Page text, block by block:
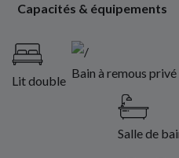
Capacités & équipements
Lit double
Bain à remous privé
Salle de